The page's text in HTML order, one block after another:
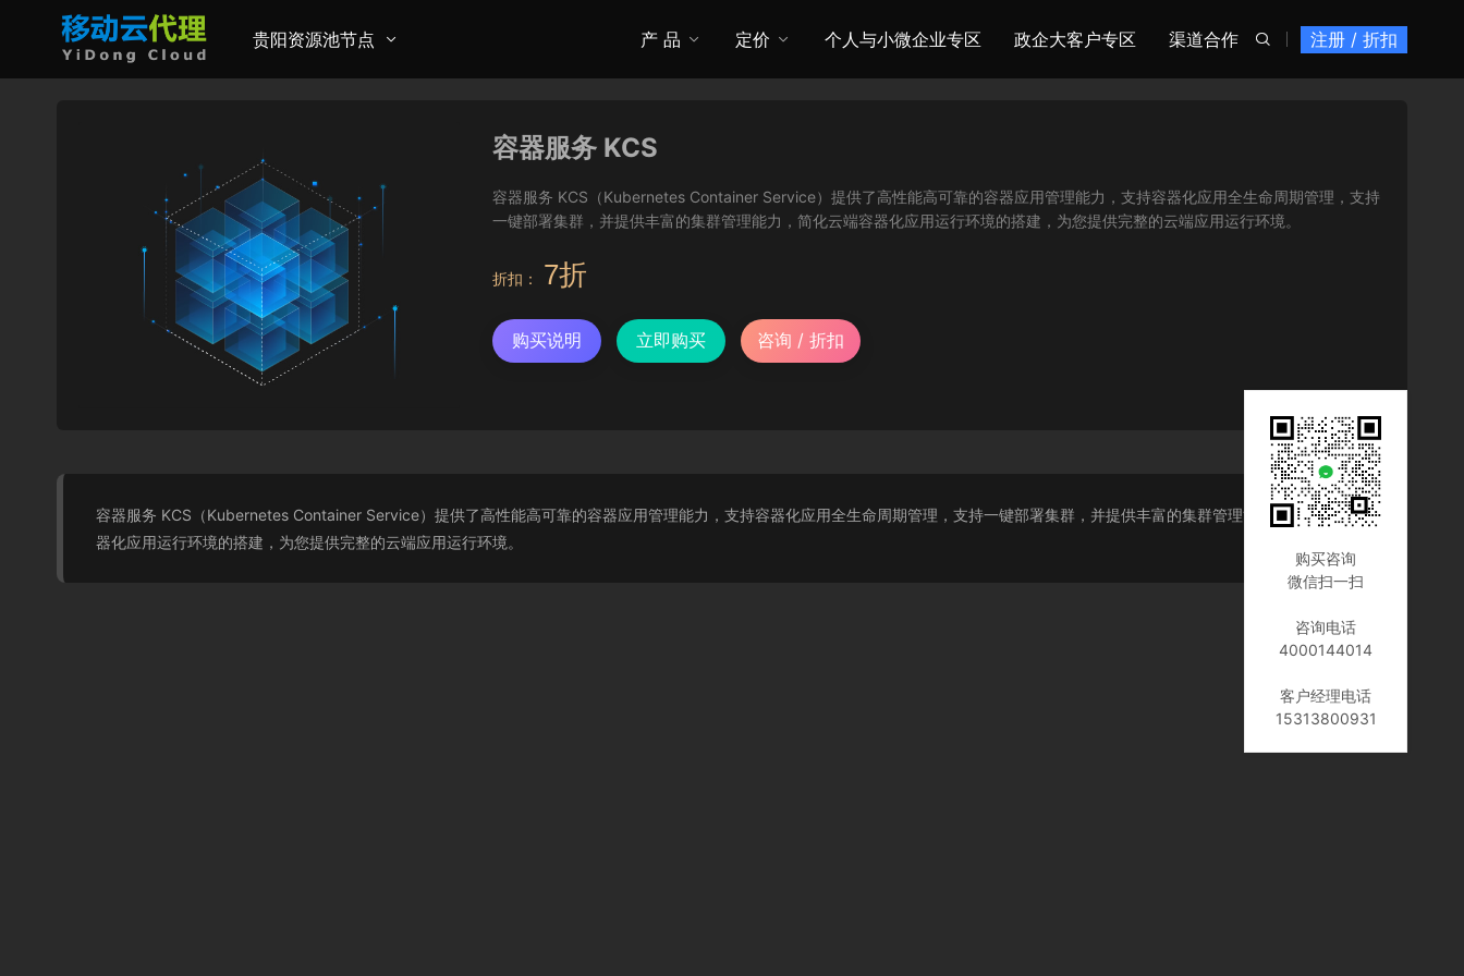
贵阳资源池节点 注册 / 折扣

产 品 定价 个人与小微企业专区 政企大客户专区 渠道合作
容器服务 KCS
容器服务 KCS（Kubernetes Container Service）提供了高性能高可靠的容器应用管理能力，支持容器化应用全生命周期管理，支持
一键部署集群，并提供丰富的集群管理能力，简化云端容器化应用运行环境的搭建，为您提供完整的云端应用运行环境。
折扣： 7折
购买说明 立即购买 咨询 / 折扣
容器服务 KCS（Kubernetes Container Service）提供了高性能高可靠的容器应用管理能力，支持容器化应用全生命周期管理，支持一键部署集群，并提供丰富的集群管理能力，简化云端容
器化应用运行环境的搭建，为您提供完整的云端应用运行环境。
购买咨询
微信扫一扫
咨询电话
4000144014
客户经理电话
15313800931